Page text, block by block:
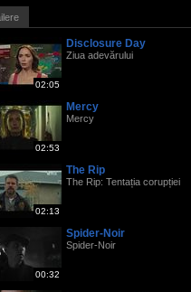
02:05
Disclosure Day
Ziua adevărului
02:53
Mercy
Mercy
02:13
The Rip
The Rip: Tentația corupției
00:32
Spider-Noir
Spider-Noir